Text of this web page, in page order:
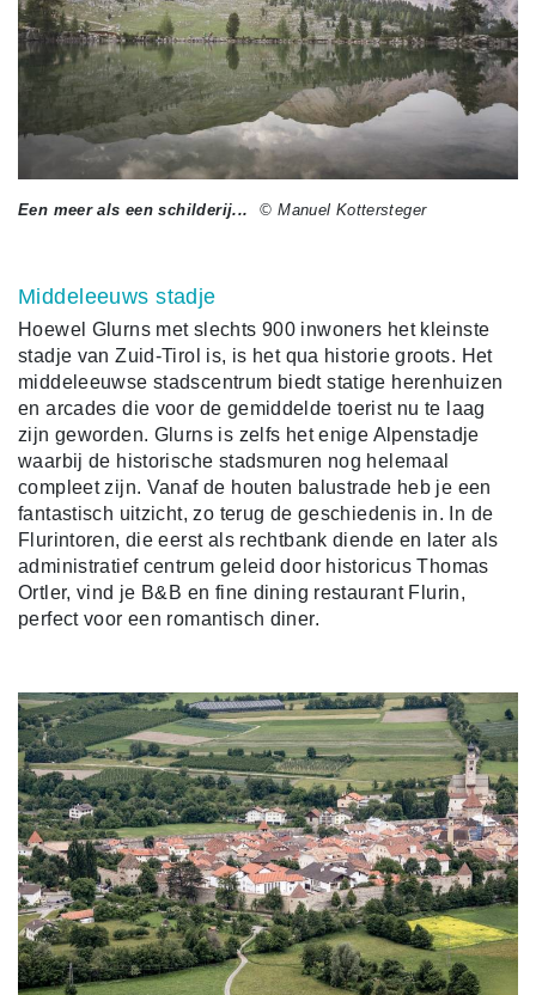
Een meer als een schilderij... © Manuel Kottersteger
Middeleeuws stadje
Hoewel Glurns met slechts 900 inwoners het kleinste
stadje van Zuid-Tirol is, is het qua historie groots. Het
middeleeuwse stadscentrum biedt statige herenhuizen
en arcades die voor de gemiddelde toerist nu te laag
zijn geworden. Glurns is zelfs het enige Alpenstadje
waarbij de historische stadsmuren nog helemaal
compleet zijn. Vanaf de houten balustrade heb je een
fantastisch uitzicht, zo terug de geschiedenis in. In de
Flurintoren, die eerst als rechtbank diende en later als
administratief centrum geleid door historicus Thomas
Ortler, vind je B&B en fine dining restaurant Flurin,
perfect voor een romantisch diner.